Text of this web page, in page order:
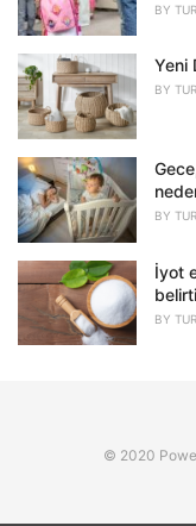
BY
Yeni
BY
BY
İyot
BY
© 2020